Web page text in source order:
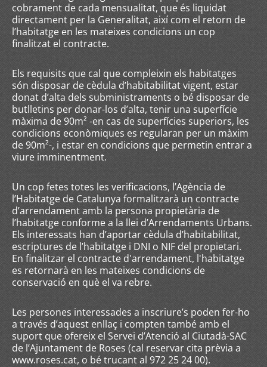
cobrament de cada mensualitat, que és liquidat
directament per la Generalitat, així com el retorn de
l’habitatge en les mateixes condicions un cop
finalitzat el contracte.
Els requisits que cal que compleixin els habitatges
són disposar de cèdula d’habitabilitat vigent, estar
donat d’alta dels subministraments o bé disposar de
butlletins per donar-los d’alta, tenir una superfície
màxima de 90m² -en cas de superfícies superiors, les
condicions econòmiques es regularan per un màxim
de 90m²-, i estar en condicions que permetin entrar a
viure imminentment.
Un cop fetes totes les verificacions, l’Agència de
l’Habitatge de Catalunya formalitzarà un contracte
d’arrendament amb la persona propietària de
l’habitatge conforme a la llei d’Arrendaments Urbans.
Els interessats han d’aportar cèdula d’habitabilitat,
escriptures de l’habitatge i DNI o NIF del propietari.
En finalitzar el contracte d'arrendament, l'habitatge
es retornarà en les mateixes condicions de
conservació en què el va rebre.
Les persones interessades a inscriure’s poden fer-ho
a través d’aquest enllaç i compten també amb el
suport que ofereix el Servei d’Atenció al Ciutadà-SAC
de l’Ajuntament de Roses (cal reservar cita prèvia a
www.roses.cat, o bé trucant al 972 25 24 00).